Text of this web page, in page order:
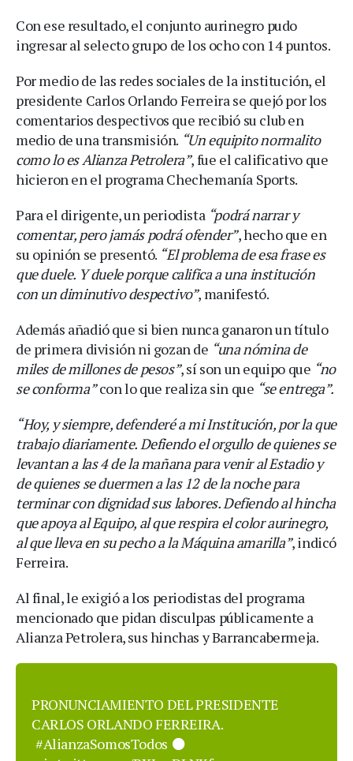
Con ese resultado, el conjunto aurinegro pudo
ingresar al selecto grupo de los ocho con 14 puntos.
Por medio de las redes sociales de la institución, el
presidente Carlos Orlando Ferreira se quejó por los
comentarios despectivos que recibió su club en
medio de una transmisión. “Un equipito normalito
como lo es Alianza Petrolera”, fue el calificativo que
hicieron en el programa Chechemanía Sports.
Para el dirigente, un periodista “podrá narrar y
comentar, pero jamás podrá ofender”, hecho que en
su opinión se presentó. “El problema de esa frase es
que duele. Y duele porque califica a una institución
con un diminutivo despectivo”, manifestó.
Además añadió que si bien nunca ganaron un título
de primera división ni gozan de “una nómina de
miles de millones de pesos”, sí son un equipo que “no
se conforma”con lo que realiza sin que “se entrega”.
“Hoy, y siempre, defenderé a mi Institución, por la que
trabajo diariamente. Defiendo el orgullo de quienes se
levantan a las 4 de la mañana para venir al Estadio y
de quienes se duermen a las 12 de la noche para
terminar con dignidad sus labores. Defiendo al hincha
que apoya al Equipo, al que respira el color aurinegro,
al que lleva en su pecho a la Máquina amarilla”, indicó
Ferreira.
Al final, le exigió a los periodistas del programa
mencionado que pidan disculpas públicamente a
Alianza Petrolera, sus hinchas y Barrancabermeja.
PRONUNCIAMIENTO DEL PRESIDENTE
CARLOS ORLANDO FERREIRA.
#AlianzaSomosTodos ⚫